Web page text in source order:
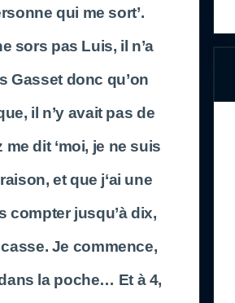
qui me sort’.
sors pas Luis, il n’a
Gasset donc qu’on
il n’y avait pas de
dit ‘moi, je ne suis
et que j‘ai une
compter jusqu’à dix,
Je commence,
la poche… Et à 4,